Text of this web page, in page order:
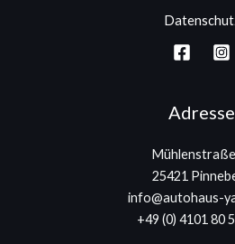
Adresse
25421
info@autohaus-
+49 (0) 4101 80